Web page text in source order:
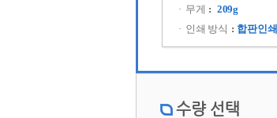
무게
209g
인쇄 방식
합판인쇄
수량 선택